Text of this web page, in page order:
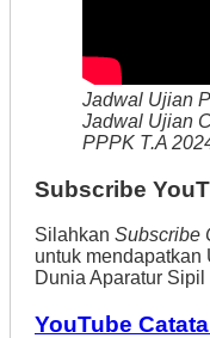
Jadwal Ujian
Jadwal Ujian
PPPK T.A
Subscribe
Silahkan Subscribe
untuk mendapatkan
Dunia Aparatur Sipil
YouTube